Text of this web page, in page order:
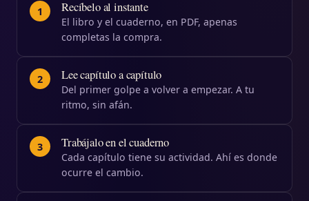
1 Recíbelo al instante
El libro y el cuaderno, en PDF, apenas
completas la compra.
2 Lee capítulo a capítulo
Del primer golpe a volver a empezar. A tu
ritmo, sin afán.
3 Trabájalo en el cuaderno
Cada capítulo tiene su actividad. Ahí es donde
ocurre el cambio.